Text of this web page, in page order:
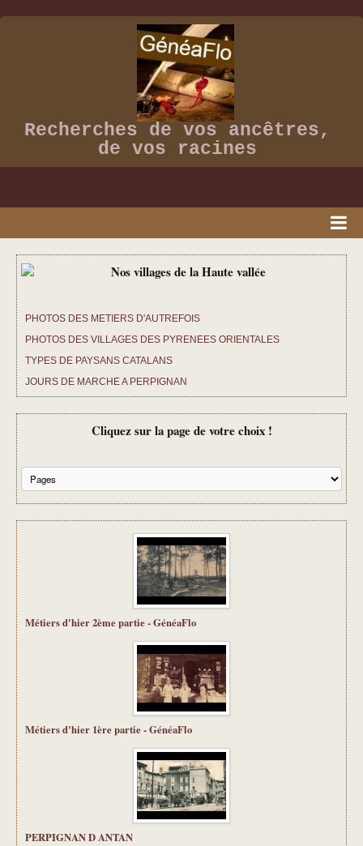
Recherches de vos ancêtres,
de vos racines
ACCUEIL
PRESSE
VIDEOS
ALBUM PHOTOS
CHANSONS D ANTAN
TARIFS ET PRESTATIONS
CONTACT
PHOTOS DES METIERS D'AUTREFOIS
PHOTOS DES VILLAGES DES PYRENEES ORIENTALES
TYPES DE PAYSANS CATALANS
JOURS DE MARCHE A PERPIGNAN
Cliquez sur la page de votre choix !
Métiers d'hier 2ème partie - GénéaFlo
Métiers d'hier 1ère partie - GénéaFlo
PERPIGNAN D ANTAN